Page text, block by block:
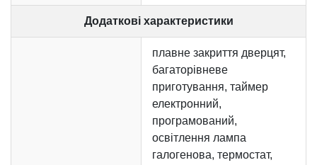
Додаткові характеристики
плавне закриття дверцят,
багаторівневе
приготування, таймер
електронний,
програмований,
освітлення лампа
галогенова, термостат,